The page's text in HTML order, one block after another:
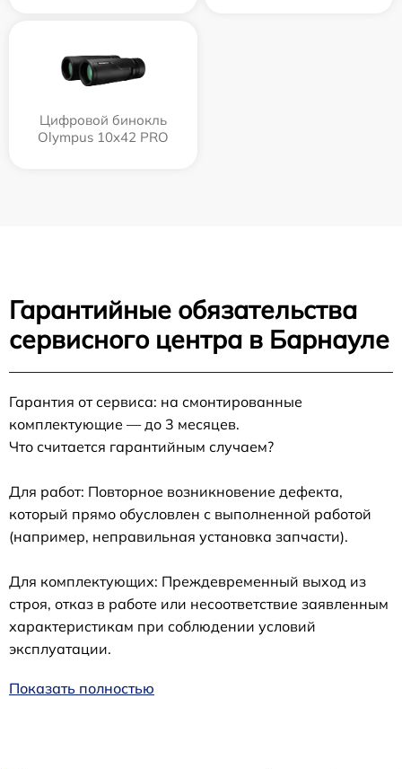
Цифровой бинокль
Olympus 10x42 PRO
Гарантийные обязательства
сервисного центра в Барнауле
Гарантия от сервиса: на смонтированные
комплектующие — до 3 месяцев.
Что считается гарантийным случаем?
Для работ: Повторное возникновение дефекта,
который прямо обусловлен с выполненной работой
(например, неправильная установка запчасти).
Для комплектующих: Преждевременный выход из
строя, отказ в работе или несоответствие заявленным
характеристикам при соблюдении условий
эксплуатации.
Показать полностью